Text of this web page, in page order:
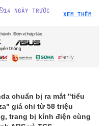
14 NGÀY TRƯỚC XEM THÊM
chuẩn bị ra mắt "tiểu
giá chỉ từ 58 triệu
trang bị kính điện cùng